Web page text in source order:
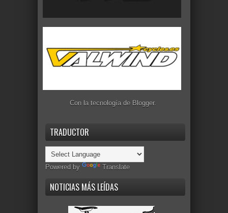
Con la tecnología de Blogger.
TRADUCTOR
Powered by Translate
NOTICIAS MÁS LEÍDAS